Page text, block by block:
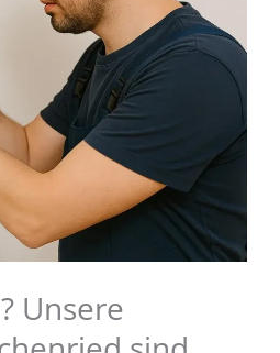
Unsere